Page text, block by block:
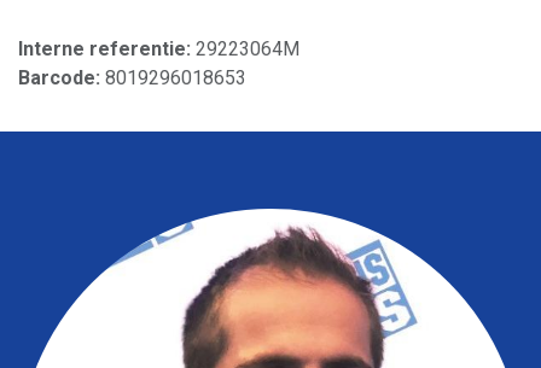
Interne referentie: 29223064M
Barcode: 8019296018653